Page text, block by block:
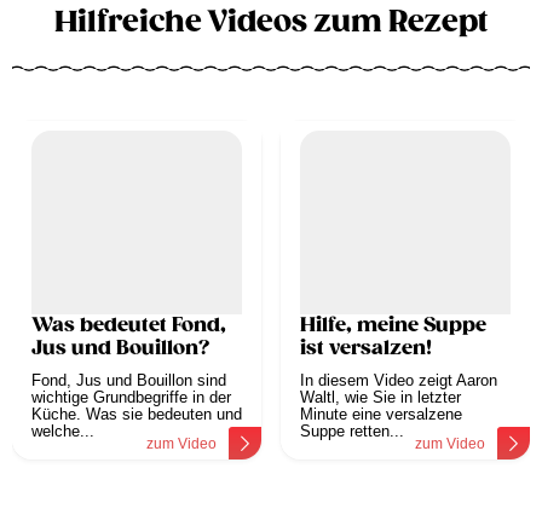
Hilfreiche Videos zum Rezept
Was bedeutet Fond,
Jus und Bouillon?
Fond, Jus und Bouillon sind
wichtige Grundbegriffe in der
Küche. Was sie bedeuten und
welche...
zum Video
Hilfe, meine Suppe
ist versalzen!
In diesem Video zeigt Aaron
Waltl, wie Sie in letzter
Minute eine versalzene
Suppe retten...
zum Video